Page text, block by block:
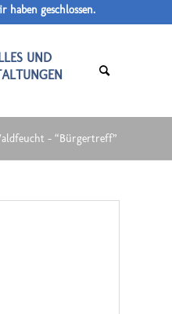
haben geschlossen.
UND
– “Bürgertreff”